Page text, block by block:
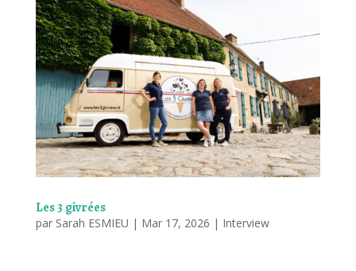
Les 3 givrées
par Sarah ESMIEU | Mar 17, 2026 | Interview